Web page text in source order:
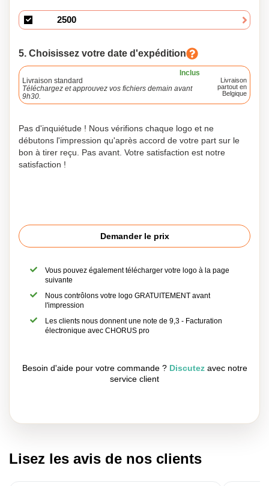
5. Choisissez votre date d'expédition
Inclus
Livraison standard
Téléchargez et approuvez vos fichiers demain avant
9h30.
Livraison
partout en
Belgique
Pas d'inquiétude ! Nous vérifions chaque logo et ne
débutons l'impression qu'après accord de votre part sur le
bon à tirer reçu. Pas avant. Votre satisfaction est notre
satisfaction !
Demander le prix
Vous pouvez également télécharger votre logo à la page
suivante
Nous contrôlons votre logo GRATUITEMENT avant
l'impression
Les clients nous donnent une note de 9,3 - Facturation
électronique avec CHORUS pro
Besoin d'aide pour votre commande ? Discutezavec notre
service client
Lisez les avis de nos clients